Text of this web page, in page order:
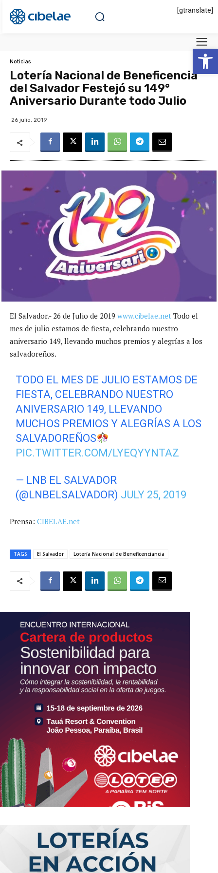
Abrir
[gtranslate]
Noticias
Lotería Nacional de Beneficencia
del Salvador Festejó su 149°
Aniversario Durante todo Julio
26 julio, 2019
El Salvador.- 26 de Julio de 2019 www.cibelae.net Todo el
mes de julio estamos de fiesta, celebrando nuestro
aniversario 149, llevando muchos premios y alegrías a los
salvadoreños.
TODO EL MES DE JULIO ESTAMOS DE
FIESTA, CELEBRANDO NUESTRO
ANIVERSARIO 149, LLEVANDO
MUCHOS PREMIOS Y ALEGRÍAS A LOS
SALVADOREÑOS
PIC.TWITTER.COM/LYEQYYNTAZ
— LNB EL SALVADOR
(@LNBELSALVADOR) JULY 25, 2019
Prensa: CIBELAE.net
TAGS El Salvador Lotería Nacional de Beneficenciancia